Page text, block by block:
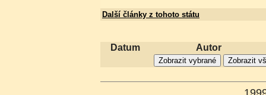
Další články z tohoto státu
Datum Autor